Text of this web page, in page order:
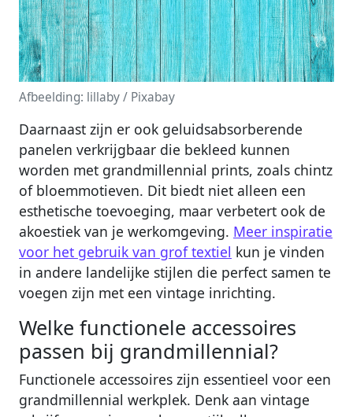
Afbeelding: lillaby / Pixabay
Daarnaast zijn er ook geluidsabsorberende
panelen verkrijgbaar die bekleed kunnen
worden met grandmillennial prints, zoals chintz
of bloemmotieven. Dit biedt niet alleen een
esthetische toevoeging, maar verbetert ook de
akoestiek van je werkomgeving. Meer inspiratie
voor het gebruik van grof textiel kun je vinden
in andere landelijke stijlen die perfect samen te
voegen zijn met een vintage inrichting.
Welke functionele accessoires
passen bij grandmillennial?
Functionele accessoires zijn essentieel voor een
grandmillennial werkplek. Denk aan vintage